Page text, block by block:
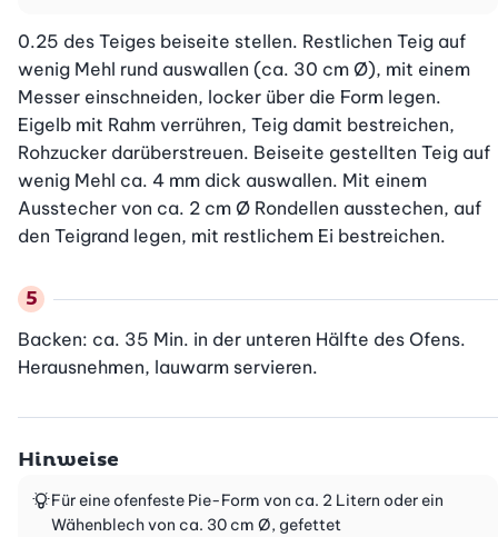
0.25 des Teiges beiseite stellen. Restlichen Teig auf
wenig Mehl rund auswallen (ca. 30 cm Ø), mit einem
Messer einschneiden, locker über die Form legen.
Eigelb mit Rahm verrühren, Teig damit bestreichen,
Rohzucker darüberstreuen. Beiseite gestellten Teig auf
wenig Mehl ca. 4 mm dick auswallen. Mit einem
Ausstecher von ca. 2 cm Ø Rondellen ausstechen, auf
den Teigrand legen, mit restlichem Ei bestreichen.
Backen: ca. 35 Min. in der unteren Hälfte des Ofens.
Herausnehmen, lauwarm servieren.
Hinweise
Für eine ofenfeste Pie-Form von ca. 2 Litern oder ein
Wähenblech von ca. 30 cm Ø, gefettet